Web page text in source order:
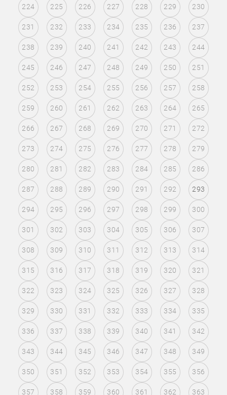
224 225 226 227 228 229 230
231 232 233 234 235 236 237
238 239 240 241 242 243 244
245 246 247 248 249 250 251
252 253 254 255 256 257 258
259 260 261 262 263 264 265
266 267 268 269 270 271 272
273 274 275 276 277 278 279
280 281 282 283 284 285 286
287 288 289 290 291 292 293
294 295 296 297 298 299 300
301 302 303 304 305 306 307
308 309 310 311 312 313 314
315 316 317 318 319 320 321
322 323 324 325 326 327 328
329 330 331 332 333 334 335
336 337 338 339 340 341 342
343 344 345 346 347 348 349
350 351 352 353 354 355 356
357 358 359 360 361 362 363